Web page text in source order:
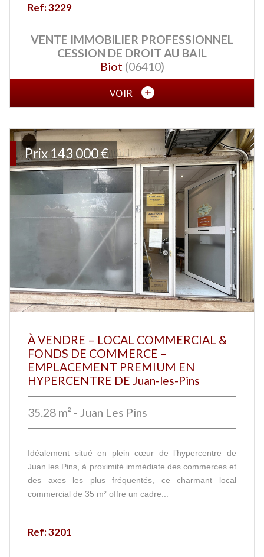
Ref: 3229
VENTE IMMOBILIER PROFESSIONNEL
CESSION DE DROIT AU BAIL
Biot (06410)
VOIR
Prix143 000 €
À VENDRE – LOCAL COMMERCIAL &
FONDS DE COMMERCE –
EMPLACEMENT PREMIUM EN
HYPERCENTRE DE Juan-les-Pins
35.28 m² - Juan Les Pins
Idéalement situé en plein cœur de l’hypercentre de
Juan les Pins, à proximité immédiate des commerces et
des axes les plus fréquentés, ce charmant local
commercial de 35 m² offre un cadre...
Ref: 3201